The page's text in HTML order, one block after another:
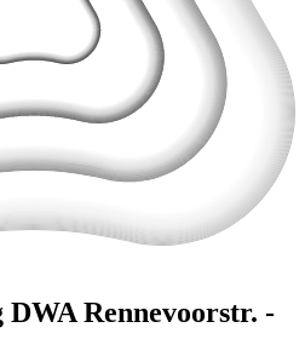
Rennevoorstr. -